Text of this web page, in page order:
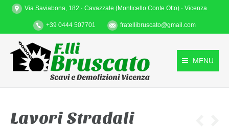
Via Saviabona, 182 · Cavazzale (Monticello Conte Otto) · Vicenza
+39 0444 507701 fratellibruscato@gmail.com
MENU
Lavori Stradali